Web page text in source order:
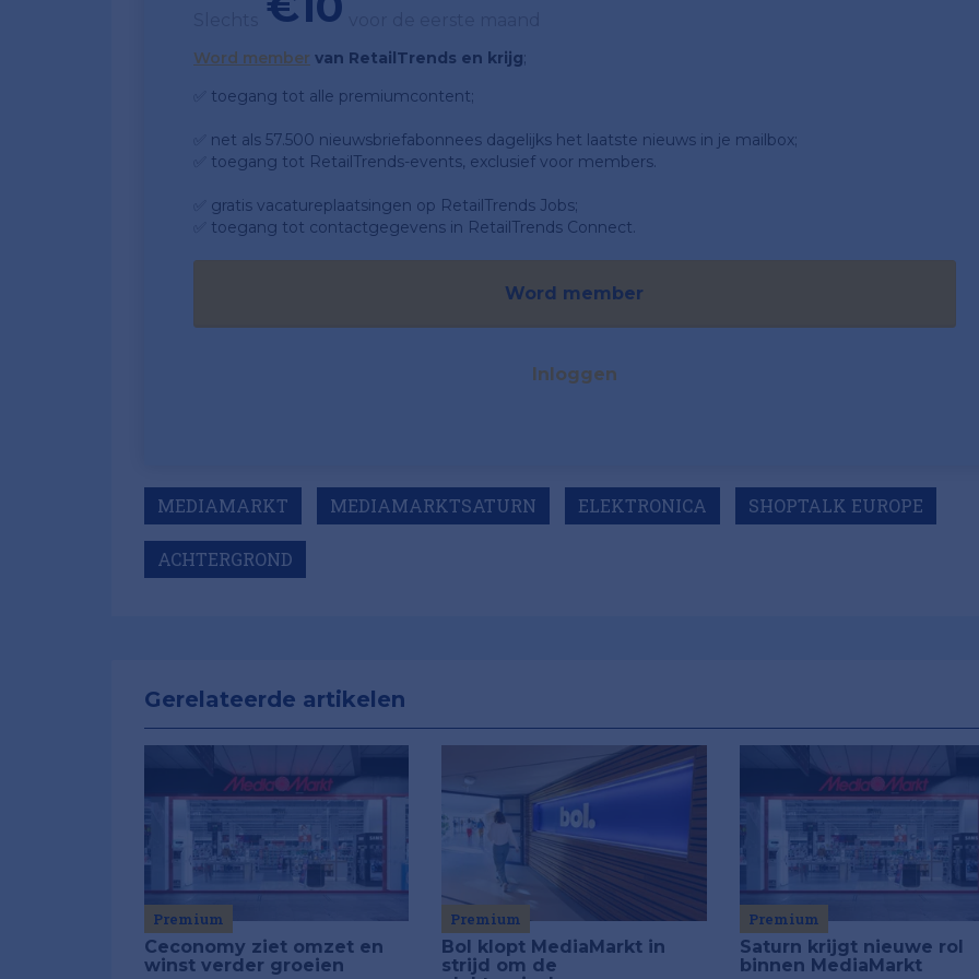
Word member van RetailTrends en krijg;
✅ toegang tot alle premiumcontent;
✅ net als 57.500 nieuwsbriefabonnees dagelijks het laatste nieuws in je mailbox;
✅ toegang tot RetailTrends-events, exclusief voor members.
✅ gratis vacatureplaatsingen op RetailTrends Jobs;
✅ toegang tot contactgegevens in RetailTrends Connect.
Word member
Inloggen
MEDIAMARKT MEDIAMARKTSATURN ELEKTRONICA SHOPTALK EUROPE
ACHTERGROND
Gerelateerde artikelen
Premium
Ceconomy ziet omzet en
winst verder groeien
Premium
Bol klopt MediaMarkt in
strijd om de
Premium
Saturn krijgt nieuwe rol
binnen MediaMarkt